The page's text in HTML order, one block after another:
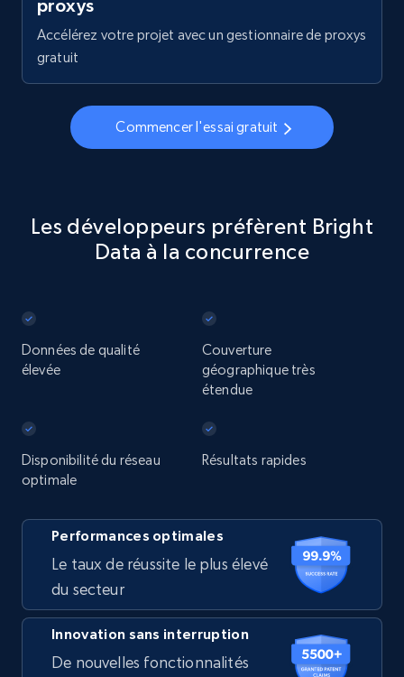
proxys
Accélérez votre projet avec un gestionnaire de proxys
gratuit
Commencer l'essai gratuit
Les développeurs préfèrent Bright
Data à la concurrence
Données de qualité
élevée
Couverture
géographique très
étendue
Disponibilité du réseau
optimale
Résultats rapides
Performances optimales
Le taux de réussite le plus élevé
du secteur
Innovation sans interruption
De nouvelles fonctionnalités